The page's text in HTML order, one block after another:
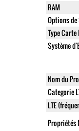
RAM
Options
Type
Système
Nom du
Categorie
LTE
Propriétés